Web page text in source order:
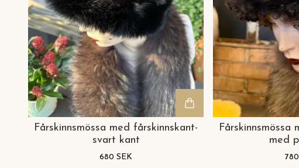
Fårskinnsmössa med fårskinnskant-
svart kant
680 SEK
Fårskinnsmössa
med